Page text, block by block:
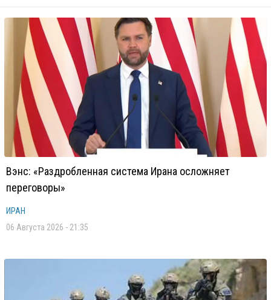
Вэнс: «Раздробленная система Ирана осложняет
переговоры»
ИРАН
06 Августа 2026 - 21:35